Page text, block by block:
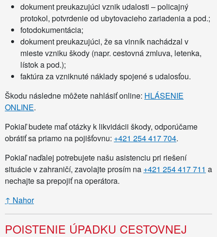
dokument preukazujúci vznik udalosti – policajný
protokol, potvrdenie od ubytovacieho zariadenia a pod.;
fotodokumentácia;
dokument preukazujúci, že sa vinník nachádzal v
mieste vzniku škody (napr. cestovná zmluva, letenka,
lístok a pod.);
faktúra za vzniknuté náklady spojené s udalosťou.
Škodu následne môžete nahlásiť online: HLÁSENIE
ONLINE.
Pokiaľ budete mať otázky k likvidácii škody, odporúčame
obrátiť sa priamo na pojišťovnu: +421 254 417 704.
Pokiaľ naďalej potrebujete našu asistenciu pri riešení
situácie v zahraničí, zavolajte prosím na +421 254 417 711 a
nechajte sa prepojiť na operátora.
↑ Nahor
POISTENIE ÚPADKU CESTOVNEJ